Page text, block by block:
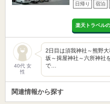
日帰り 宿泊
楽天トラベル
40代 女
性
2日目は須我神社～熊野
坂～揖屋神社～六所神社
で…
関連情報から探す